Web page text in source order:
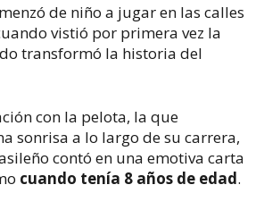
de niño a jugar en las calles
vistió por primera vez la
transformó la historia del
con la pelota, la que
sonrisa a lo largo de su carrera,
contó en una emotiva carta
cuando tenía 8 años de edad.